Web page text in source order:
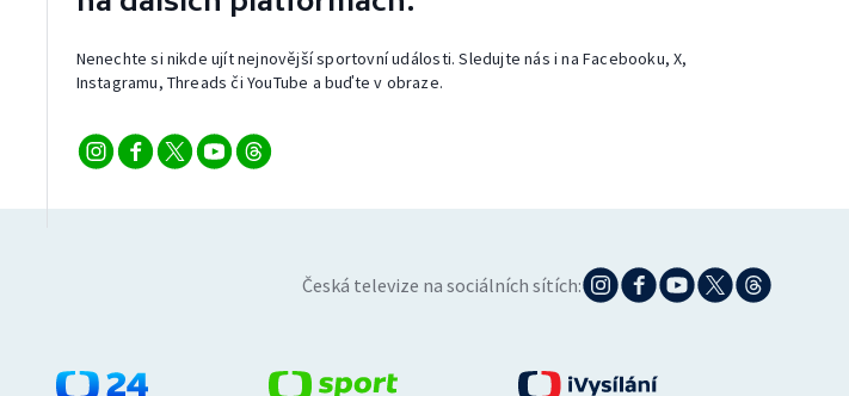
Nenechte si nikde ujít nejnovější sportovní události. Sledujte nás i na Facebooku, X,
Instagramu, Threads či YouTube a buďte v obraze.
Česká televize na sociálních sítích: